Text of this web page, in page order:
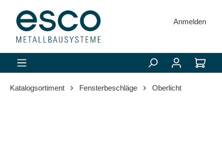
springen
Anmelden
Katalogsortiment Fensterbeschläge Oberlicht